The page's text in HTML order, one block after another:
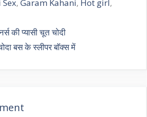
,Garam Kahani, Hot girl,
की प्यासी चूत चोदी
बस के स्लीपर बॉक्स में